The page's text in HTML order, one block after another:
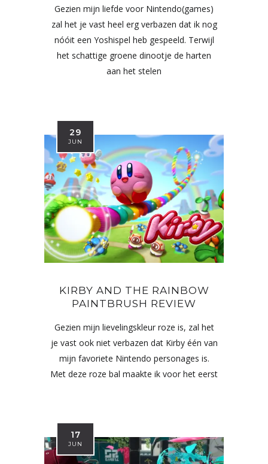
Gezien mijn liefde voor Nintendo(games)
zal het je vast heel erg verbazen dat ik nog
nóóit een Yoshispel heb gespeeld. Terwijl
het schattige groene dinootje de harten
aan het stelen
29
JUN
KIRBY AND THE RAINBOW
PAINTBRUSH REVIEW
Gezien mijn lievelingskleur roze is, zal het
je vast ook niet verbazen dat Kirby één van
mijn favoriete Nintendo personages is.
Met deze roze bal maakte ik voor het eerst
17
JUN